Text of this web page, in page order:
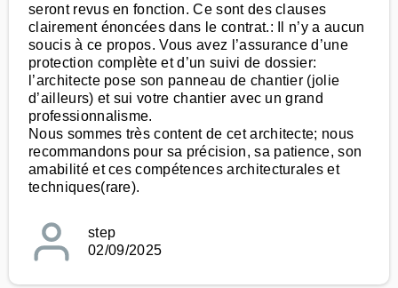
seront revus en fonction. Ce sont des clauses
clairement énoncées dans le contrat.: Il n’y a aucun
soucis à ce propos. Vous avez l’assurance d’une
protection complète et d’un suivi de dossier:
l’architecte pose son panneau de chantier (jolie
d’ailleurs) et sui votre chantier avec un grand
professionnalisme.
Nous sommes très content de cet architecte; nous
recommandons pour sa précision, sa patience, son
amabilité et ces compétences architecturales et
techniques(rare).
step
02/09/2025